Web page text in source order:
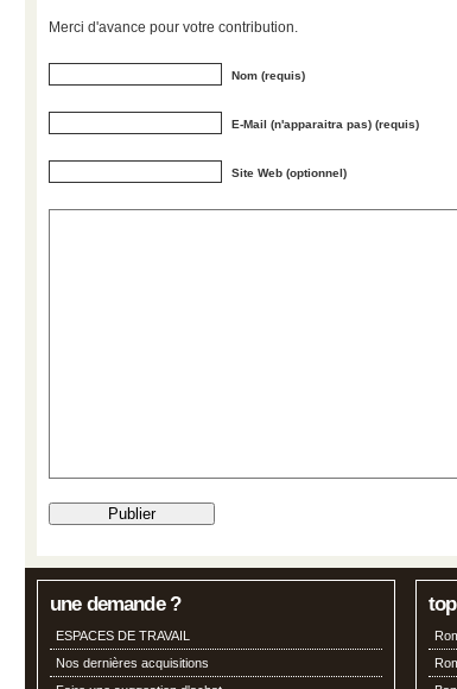
Merci d'avance pour votre contribution.
Nom (requis)
E-Mail (n'apparaitra pas) (requis)
Site Web (optionnel)
une demande ?
ESPACES DE TRAVAIL
Nos dernières acquisitions